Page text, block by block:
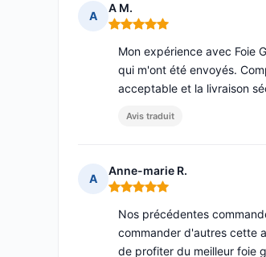
A
A M.
Note : 5 sur 5
Mon expérience avec Foie
qui m'ont été envoyés.
acceptable et la livraison
Avis traduit
A
Anne-marie R.
Note : 5 sur 5
Nos précédentes
commander d'autres cette
de profiter du meilleur foie